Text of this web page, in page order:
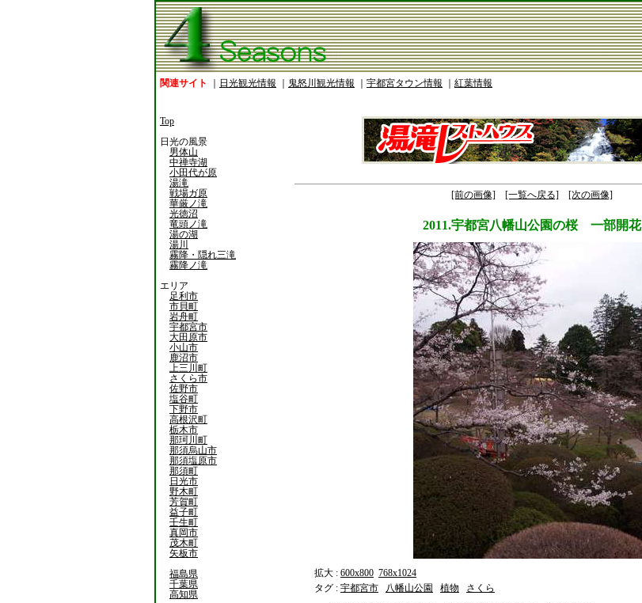
関連サイト 日光観光情報 鬼怒川観光情報 宇都宮タウン情報 紅葉情報
Top
日光の風景
男体山
中禅寺湖
小田代が原
湯滝
戦場ガ原
華厳ノ滝
光徳沼
竜頭ノ滝
湯の湖
湯川
霧降・隠れ三滝
霧降ノ滝
エリア
足利市
市貝町
岩舟町
宇都宮市
大田原市
小山市
鹿沼市
上三川町
さくら市
佐野市
塩谷町
下野市
高根沢町
栃木市
那珂川町
那須烏山市
那須塩原市
那須町
日光市
野木町
芳賀町
益子町
壬生町
真岡市
茂木町
矢板市
福島県
千葉県
高知県
[前の画像] [一覧へ戻る] [次の画像]
2011.宇都宮八幡山公園の桜 一部開花
拡大 : 600x800 768x1024
タグ : 宇都宮市 八幡山公園 植物
さくら